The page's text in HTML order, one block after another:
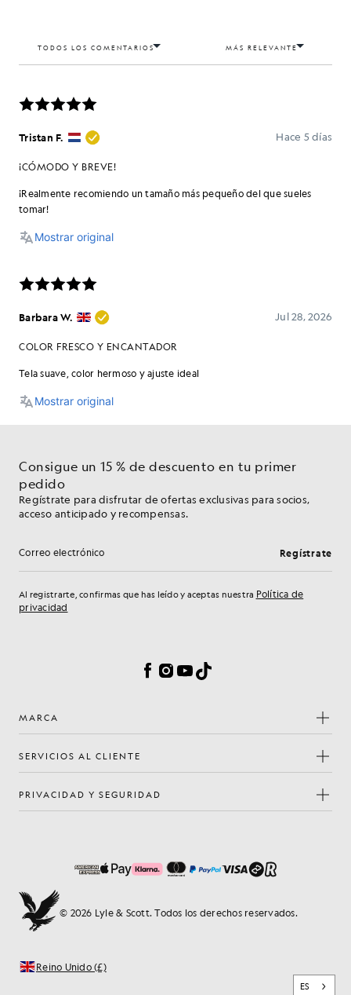
Consigue un 15 % de descuento en tu primer
pedido
Regístrate para disfrutar de ofertas exclusivas para socios,
acceso anticipado y recompensas.
Dirección de correo electrónico Regístrate
Al registrarte, confirmas que has leído y aceptas nuestra Política de
privacidad
Facebook
Instagram
YouTube
TikTok
MARCA
SERVICIOS AL CLIENTE
PRIVACIDAD Y SEGURIDAD
© 2026 Lyle & Scott. Todos los derechos reservados.
Reino Unido (£)
ES